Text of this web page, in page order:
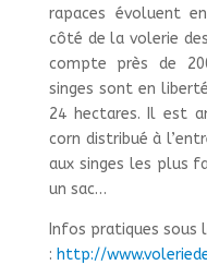
rapaces évoluent
côté de la volerie
compte près de
singes sont en
24 hectares. Il est
corn distribué à
aux singes les plus
un sac…
Infos pratiques sous
: http://